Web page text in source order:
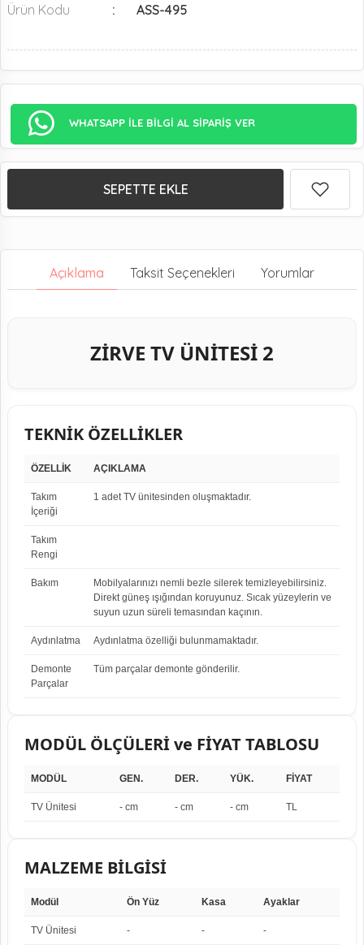
Ürün Kodu
ASS-495
WHATSAPP İLE BİLGİ AL SİPARİŞ VER
SEPETTE EKLE
Açıklama Taksit Seçenekleri Yorumlar
ZİRVE TV ÜNİTESİ 2
TEKNİK ÖZELLİKLER
ÖZELLİK AÇIKLAMA
Takım
İçeriği
1 adet TV ünitesinden oluşmaktadır.
Takım
Rengi
Bakım
Mobilyalarınızı nemli bezle silerek temizleyebilirsiniz.
Direkt güneş ışığından koruyunuz. Sıcak yüzeylerin ve
suyun uzun süreli temasından kaçının.
Aydınlatma Aydınlatma özelliği bulunmamaktadır.
Demonte
Parçalar
Tüm parçalar demonte gönderilir.
MODÜL ÖLÇÜLERİ ve FİYAT TABLOSU
MODÜL GEN. DER. YÜK. FİYAT
TV Ünitesi - cm - cm - cm TL
MALZEME BİLGİSİ
Modül Ön Yüz Kasa Ayaklar
TV Ünitesi - - -